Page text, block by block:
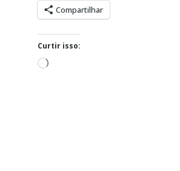
Compartilhar
Curtir isso:
Carregando...